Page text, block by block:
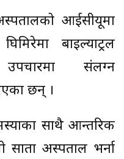
अस्पतालको आईसीयूमा
बाइल्याट्रल
संलग्न
छन् ।
साथै आन्तरिक
साता अस्पताल भर्ना